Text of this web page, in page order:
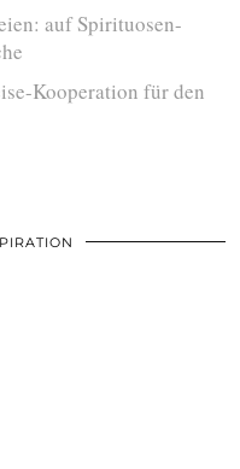
auf Spirituosen-
Kooperation für den